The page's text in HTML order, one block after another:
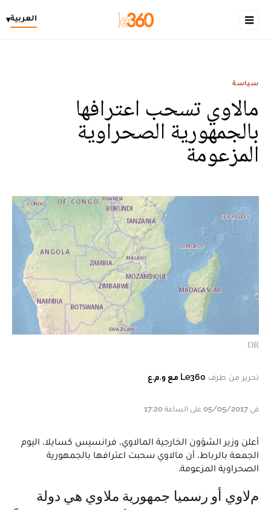
العربية▾
سياسة
مالاوي تسحب اعترافها
بالجمهورية الصحراوية
المزعومة
DR
تحرير من طرف Le360 مع و.م.ع
في 05/05/2017 على الساعة 17:20
أعلن وزير الشؤون الخارجية المالاوي، فرانسيس كسايلا، اليوم
الجمعة بالرباط، أن مالاوي سحبت اعترافها بالجمهورية
الصحراوية المزعومة.
ملاوي أو رسميا جمهورية ملاوي هي دولة